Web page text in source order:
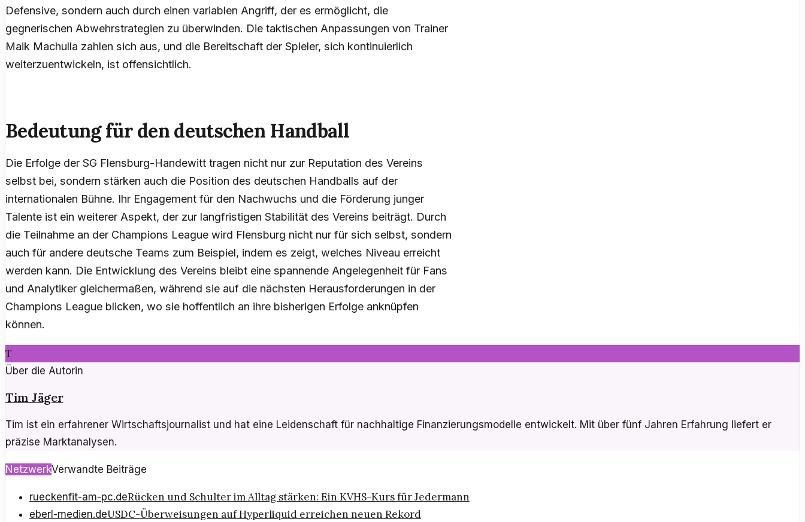
Defensive, sondern auch durch einen variablen Angriff, der es ermöglicht, die
gegnerischen Abwehrstrategien zu überwinden. Die taktischen Anpassungen von Trainer
Maik Machulla zahlen sich aus, und die Bereitschaft der Spieler, sich kontinuierlich
weiterzuentwickeln, ist offensichtlich.
Bedeutung für den deutschen Handball
Die Erfolge der SG Flensburg-Handewitt tragen nicht nur zur Reputation des Vereins
selbst bei, sondern stärken auch die Position des deutschen Handballs auf der
internationalen Bühne. Ihr Engagement für den Nachwuchs und die Förderung junger
Talente ist ein weiterer Aspekt, der zur langfristigen Stabilität des Vereins beiträgt. Durch
die Teilnahme an der Champions League wird Flensburg nicht nur für sich selbst, sondern
auch für andere deutsche Teams zum Beispiel, indem es zeigt, welches Niveau erreicht
werden kann. Die Entwicklung des Vereins bleibt eine spannende Angelegenheit für Fans
und Analytiker gleichermaßen, während sie auf die nächsten Herausforderungen in der
Champions League blicken, wo sie hoffentlich an ihre bisherigen Erfolge anknüpfen
können.
T
Über die Autorin
Tim Jäger
Tim ist ein erfahrener Wirtschaftsjournalist und hat eine Leidenschaft für nachhaltige Finanzierungsmodelle entwickelt. Mit über fünf Jahren Erfahrung liefert er
präzise Marktanalysen.
NetzwerkVerwandte Beiträge
rueckenfit-am-pc.deRücken und Schulter im Alltag stärken: Ein KVHS-Kurs für Jedermann
eberl-medien.deUSDC-Überweisungen auf Hyperliquid erreichen neuen Rekord